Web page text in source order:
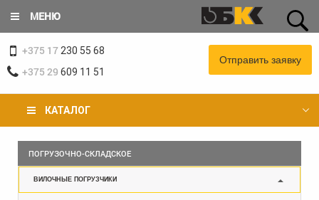
основному
содержанию
МЕНЮ
+375 17 230 55 68
+375 29 609 11 51
Отправить заявку
КАТАЛОГ
Вы
здесь
ПОГРУЗОЧНО-СКЛАДСКОЕ
ВИЛОЧНЫЕ ПОГРУЗЧИКИ